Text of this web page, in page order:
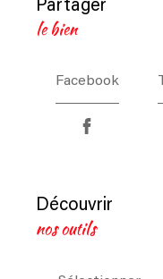
partager
le bien
Facebook
découvrir
nos outils